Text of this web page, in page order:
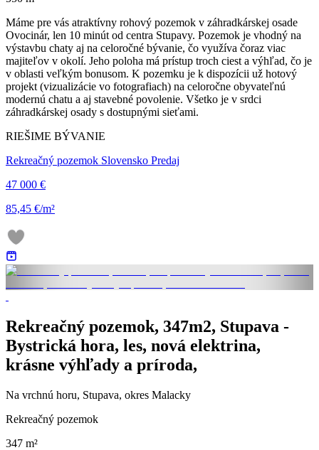
Máme pre vás atraktívny rohový pozemok v záhradkárskej osade
Ovocinár, len 10 minút od centra Stupavy. Pozemok je vhodný na
výstavbu chaty aj na celoročné bývanie, čo využíva čoraz viac
majiteľov v okolí. Jeho poloha má prístup troch ciest a výhľad, čo je
v oblasti veľkým bonusom. K pozemku je k dispozícii už hotový
projekt (vizualizácie vo fotografiach) na celoročne obyvateľnú
modernú chatu a aj stavebné povolenie. Všetko je v srdci
záhradkárskej osady s dostupnými sieťami.
RIEŠIME BÝVANIE
Rekreačný pozemok Slovensko Predaj
47 000 €
85,45 €/m²
Rekreačný pozemok, 347m2, Stupava -
Bystrická hora, les, nová elektrina,
krásne výhľady a príroda,
Na vrchnú horu, Stupava, okres Malacky
Rekreačný pozemok
347 m²